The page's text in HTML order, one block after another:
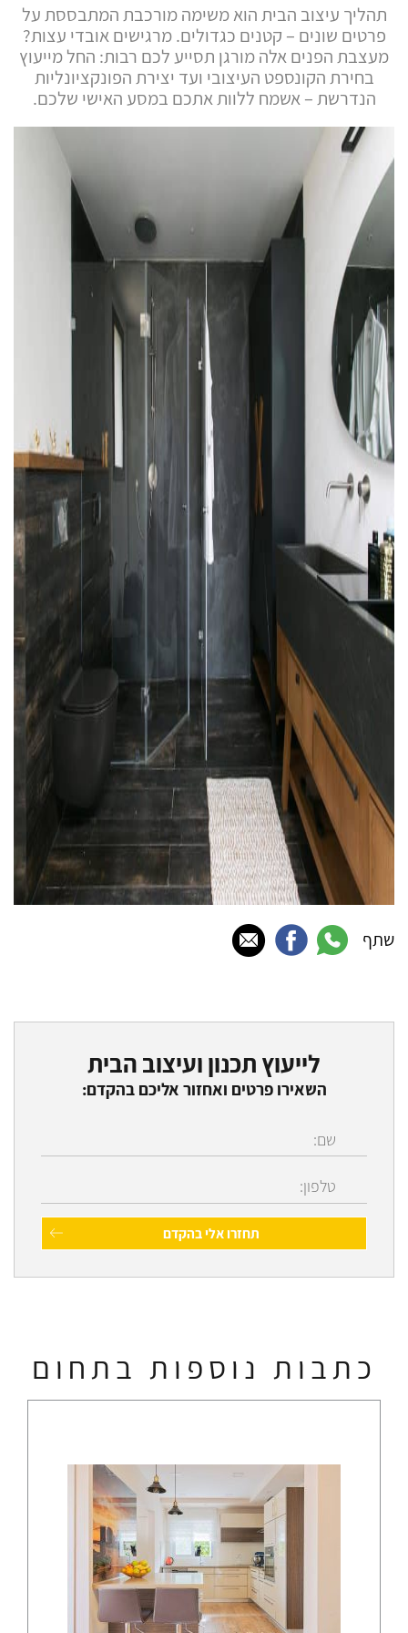
תהליך עיצוב הבית הוא משימה מורכבת המתבססת על
פרטים שונים – קטנים כגדולים. מרגישים אובדי עצות?
מעצבת הפנים אלה מורגן תסייע לכם רבות: החל מייעוץ
בחירת הקונספט העיצובי ועד יצירת הפונקציונליות
הנדרשת – אשמח ללוות אתכם במסע האישי שלכם.
שתף
לייעוץ תכנון ועיצוב הבית
השאירו פרטים ואחזור אליכם בהקדם:
כתבות נוספות בתחום